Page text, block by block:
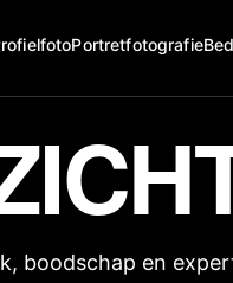
Portretfotografie
boodschap en